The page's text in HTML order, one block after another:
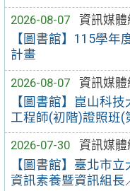
2026-08-07
資訊媒體
【圖書館】115學年
計畫
2026-08-07
資訊媒體
【圖書館】崑山科
工程師(初階)證照班(
2026-07-30
資訊媒體
【圖書館】臺北市
資訊素養暨資訊組長